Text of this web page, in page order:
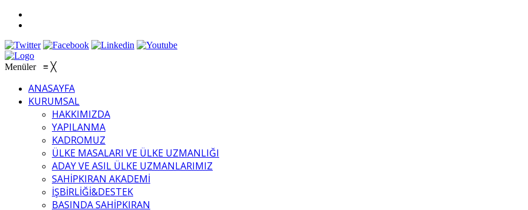
Menüler ≡ ╳
ANASAYFA
KURUMSAL
HAKKIMIZDA
YAPILANMA
KADROMUZ
ÜLKE MASALARI VE ÜLKE UZMANLIĞI
ADAY VE ASIL ÜLKE UZMANLARIMIZ
SAHİPKIRAN AKADEMİ
İŞBİRLİĞİ&DESTEK
BASINDA SAHİPKIRAN